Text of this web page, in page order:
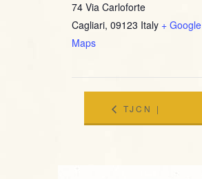
74 Via Carloforte
Cagliari, 09123 Italy + Google
Maps
TJCN |